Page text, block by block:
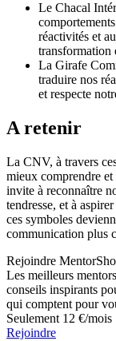
Le Chacal
réactivités et
transformation
La Girafe
traduire nos
et respecte
A retenir
La CNV, à travers
mieux comprendre
invite à reconnaître
tendresse, et à
ces symboles
communication plus
Rejoindre
Les meilleurs
conseils inspirants
qui comptent pour
Seulement 12 €/mois
Rejoindre